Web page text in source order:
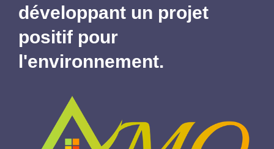
développant un projet
positif pour
l'environnement.